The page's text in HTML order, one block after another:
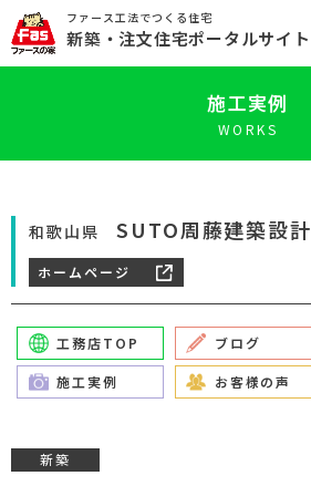
ファース工法でつくる住宅
新築 ・注文住宅ポータルサイト
施工実例
WORKS
和歌山県 SUTO周藤建築設計
ホームページ
工務店TOP ブログ
施工実例 お客様の声
新築